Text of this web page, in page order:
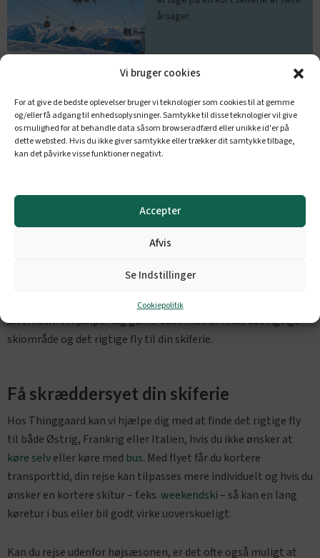
Vi bruger cookies
For at give de bedste oplevelser bruger vi teknologier som cookies til at gemme
og/eller få adgang til enhedsoplysninger. Samtykke til disse teknologier vil give
os mulighed for at behandle data såsom browseradfærd eller unikke id'er på
dette websted. Hvis du ikke giver samtykke eller trækker dit samtykke tilbage,
kan det påvirke visse funktioner negativt.
Accepter
Afvis
Se Indstillinger
Cookiepolitik
årsager.
Læs mere
Start din skiferie med at sætte dig i flyet fra København eller
destination, er flyet vores anbefaling til både den korte og
lange skiferie. Men sørg for at bestille i god tid, da priserne i
højsæsonen hurtigt kommer op på niveauer, hvor det rent
En skiferie med fly behøver altså ikke altid at være det dyrere
alternativ. Vi hjælper dig gerne både med at finde det rigtige
skiområde og det rigtige fly til din skiferie.
Få skræddersyet din skiferie
Hos Thinggaard kan vi hjælpe dig med at finde det rigtige fly
til både Østrig, Frankrig eller Italien, hvis du ikke ønsker at
køre selveller køre med bus. Med flyet får du kortere
transporttid, din rejse kan tilpasses mere individuelt og hvis du
ønsker en kortere skitur – f.eks.weekendski – så kan en lang
køretur i bus eller bil godt virke uoverskueligt.
Kan du rejse udenfor højsæsonen, er det ofte også muligt at